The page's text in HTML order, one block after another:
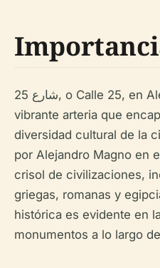
شارع 25, o Calle 25, en Alejandría, Egipto, es una
vibrante arteria que
diversidad cultural de la
por Alejandro Magno en
crisol de civilizaciones,
griegas, romanas y
histórica es evidente en